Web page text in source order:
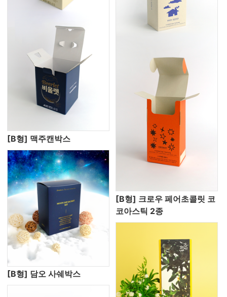
[B형] 맥주캔박스
[B형] 담오 사쉐박스
[B형] 크로우 페어초콜릿 코
코아스틱 2종